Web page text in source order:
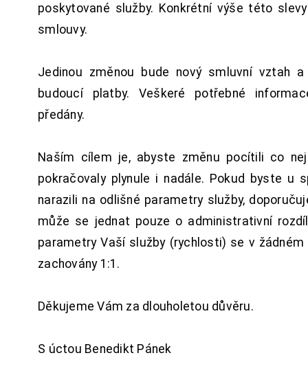
poskytované služby. Konkrétní výše této
smlouvy.
Jedinou změnou bude nový smluvní vztah
budoucí platby. Veškeré potřebné
předány.
Naším cílem je, abyste změnu pocítili co
pokračovaly plynule i nadále. Pokud byste u
narazili na odlišné parametry služby,
může se jednat pouze o administrativní
parametry Vaší služby (rychlosti) se v
zachovány 1:1.
Děkujeme Vám za dlouholetou důvěru.
S úctou Benedikt Pánek